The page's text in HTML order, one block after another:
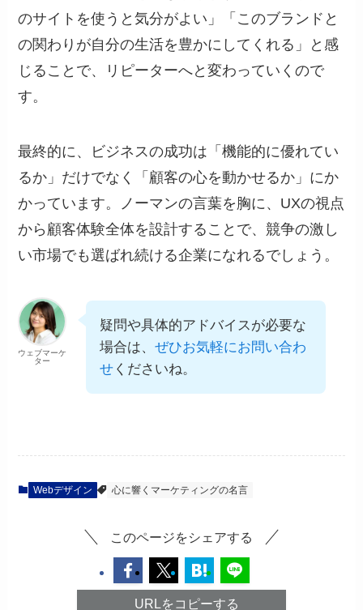
のサイトを使うと気分がよい」「このブランドと
の関わりが自分の生活を豊かにしてくれる」と感
じることで、リピーターへと変わっていくので
す。
最終的に、ビジネスの成功は「機能的に優れてい
るか」だけでなく「顧客の心を動かせるか」にか
かっています。ノーマンの言葉を胸に、UXの視点
から顧客体験全体を設計することで、競争の激し
い市場でも選ばれ続ける企業になれるでしょう。
ウェブマーケ
ター
疑問や具体的アドバイスが必要な
場合は、ぜひお気軽にお問い合わ
せ くださいね。
Webデザイン 心に響くマーケティングの名言
このページをシェアする
URLをコピーする